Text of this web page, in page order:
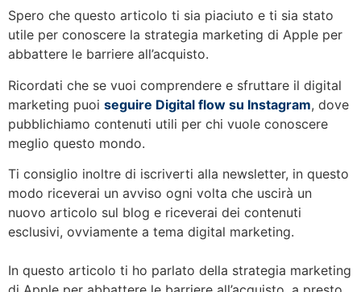
Spero che questo articolo ti sia piaciuto e ti sia stato
utile per conoscere la strategia marketing di Apple per
abbattere le barriere all’acquisto.
Ricordati che se vuoi comprendere e sfruttare il digital
marketing puoi seguire Digital flow su Instagram, dove
pubblichiamo contenuti utili per chi vuole conoscere
meglio questo mondo.
Ti consiglio inoltre di iscriverti alla newsletter, in questo
modo riceverai un avviso ogni volta che uscirà un
nuovo articolo sul blog e riceverai dei contenuti
esclusivi, ovviamente a tema digital marketing.
In questo articolo ti ho parlato della strategia marketing